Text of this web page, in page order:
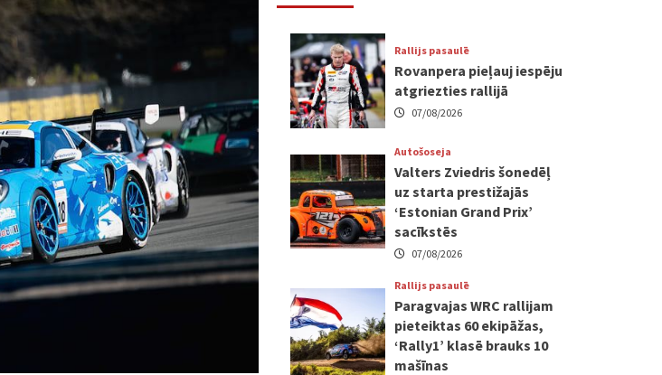
Rallijs pasaulē
Rovanpera pieļauj iespēju
atgriezties rallijā
07/08/2026
Autošoseja
Valters Zviedris šonedēļ
uz starta prestižajās
‘Estonian Grand Prix’
sacīkstēs
07/08/2026
Rallijs pasaulē
Paragvajas WRC rallijam
pieteiktas 60 ekipāžas,
‘Rally1’ klasē brauks 10
mašīnas